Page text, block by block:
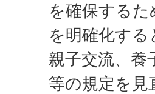
を確保する
を明確化す
親子交流、養
等の規定を